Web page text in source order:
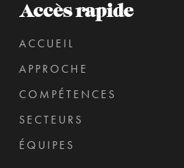
Accès rapide
ACCUEIL
APPROCHE
COMPÉTENCES
SECTEURS
ÉQUIPES